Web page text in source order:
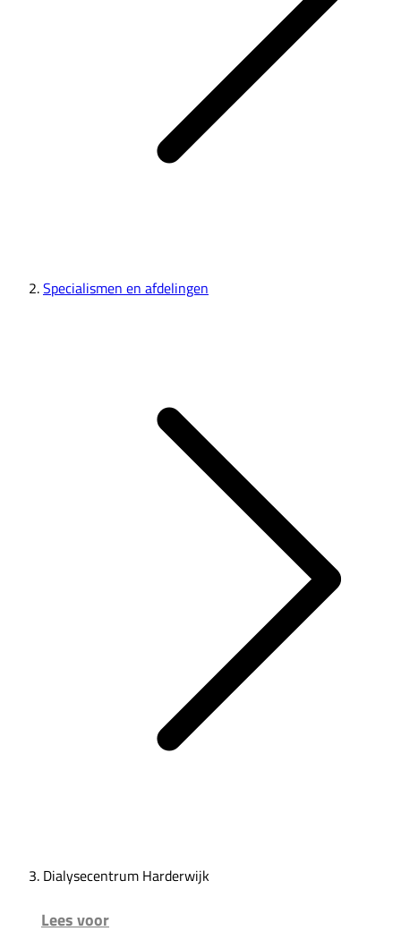
Specialismen en afdelingen
Dialysecentrum Harderwijk
Lees voor